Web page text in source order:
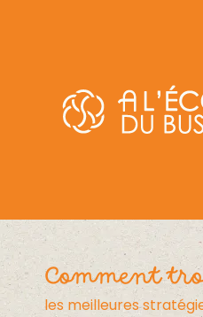
Comment
les meilleures